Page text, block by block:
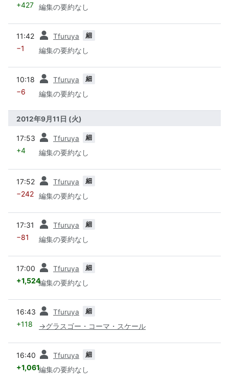
+427 編集の要約なし
11:42 Tfuruya 細
−1 編集の要約なし
10:18 Tfuruya 細
−6 編集の要約なし
2012年9月11日 (火)
17:53 Tfuruya 細
+4 編集の要約なし
17:52 Tfuruya 細
−242 編集の要約なし
17:31 Tfuruya 細
−81 編集の要約なし
17:00 Tfuruya 細
+1,524編集の要約なし
16:43 Tfuruya 細
+118 →グラスゴー・コーマ・スケール
16:40 Tfuruya 細
+1,061編集の要約なし